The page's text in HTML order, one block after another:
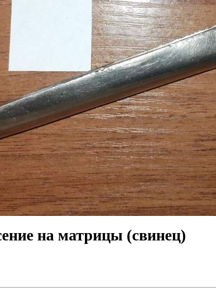
на матрицы (свинец)